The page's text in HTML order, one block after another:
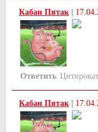
Кабан Пятак
Ответить
Кабан Пятак